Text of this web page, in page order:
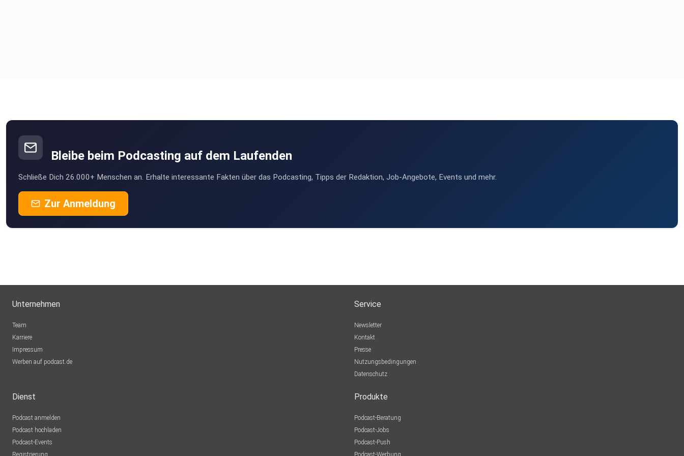
Bleibe beim Podcasting auf dem Laufenden
Schließe Dich 26.000+ Menschen an. Erhalte interessante Fakten über das Podcasting, Tipps der Redaktion, Job-Angebote, Events und mehr.
Zur Anmeldung
Unternehmen
Team
Karriere
Impressum
Werben auf podcast.de
Service
Newsletter
Kontakt
Presse
Nutzungsbedingungen
Datenschutz
Dienst
Podcast anmelden
Podcast hochladen
Podcast-Events
Registrierung
Produkte
Podcast-Beratung
Podcast-Jobs
Podcast-Push
Podcast-Werbung